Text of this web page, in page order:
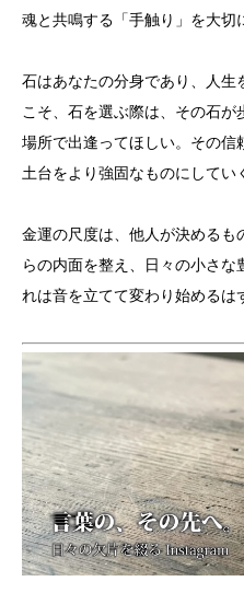
魂と共鳴する「手触り」を大切
石はあなたの分身であり、人生
こそ、石を選ぶ際は、その石が
場所で出逢ってほしい。その信
土台をより強固なものにしてい
金運の尺度は、他人が決めるも
らの内面を整え、日々の小さ
れは音を立てて変わり始めるは